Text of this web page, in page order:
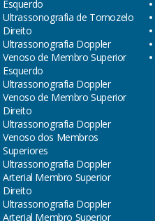
Esquerdo
Ultrassonografia de Tornozelo
Direito
Ultrassonografia Doppler
Venoso de Membro Superior
Esquerdo
Ultrassonografia Doppler
Venoso de Membro Superior
Direito
Ultrassonografia Doppler
Venoso dos Membros
Superiores
Ultrassonografia Doppler
Arterial Membro Superior
Direito
Ultrassonografia Doppler
Arterial Membro Superior